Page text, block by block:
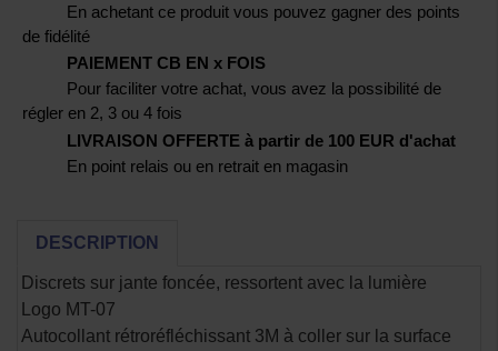
En achetant ce produit vous pouvez gagner des points
de fidélité
PAIEMENT CB EN x FOIS
Pour faciliter votre achat, vous avez la possibilité de
régler en 2, 3 ou 4 fois
LIVRAISON OFFERTE à partir de 100 EUR d'achat
En point relais ou en retrait en magasin
DESCRIPTION
Discrets sur jante foncée, ressortent avec la lumière
Logo MT-07
Autocollant rétroréfléchissant 3M à coller sur la surface